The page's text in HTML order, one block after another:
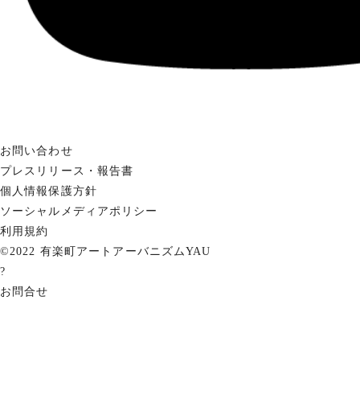
お問い合わせ
プレスリリース・報告書
個人情報保護方針
ソーシャルメディアポリシー
利用規約
©2022 有楽町アートアーバニズムYAU
?
お問合せ